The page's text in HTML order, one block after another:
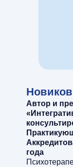
Автор и
года